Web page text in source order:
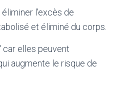
l’excès de
et éliminé du corps.
car elles peuvent
augmente le risque de